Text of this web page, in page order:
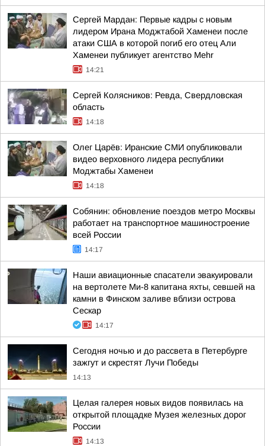
Сергей Мардан: Первые кадры с новым
лидером Ирана Моджтабой Хаменеи после
атаки США в которой погиб его отец Али
Хаменеи публикует агентство Mehr
14:21
Сергей Колясников: Ревда, Свердловская
область
14:18
Олег Царёв: Иранские СМИ опубликовали
видео верховного лидера республики
Моджтабы Хаменеи
14:18
Собянин: обновление поездов метро Москвы
работает на транспортное машиностроение
всей России
14:17
Наши авиационные спасатели эвакуировали
на вертолете Ми-8 капитана яхты, севшей на
камни в Финском заливе вблизи острова
Сескар
14:17
Сегодня ночью и до рассвета в Петербурге
зажгут и скрестят Лучи Победы
14:13
Целая галерея новых видов появилась на
открытой площадке Музея железных дорог
России
14:13